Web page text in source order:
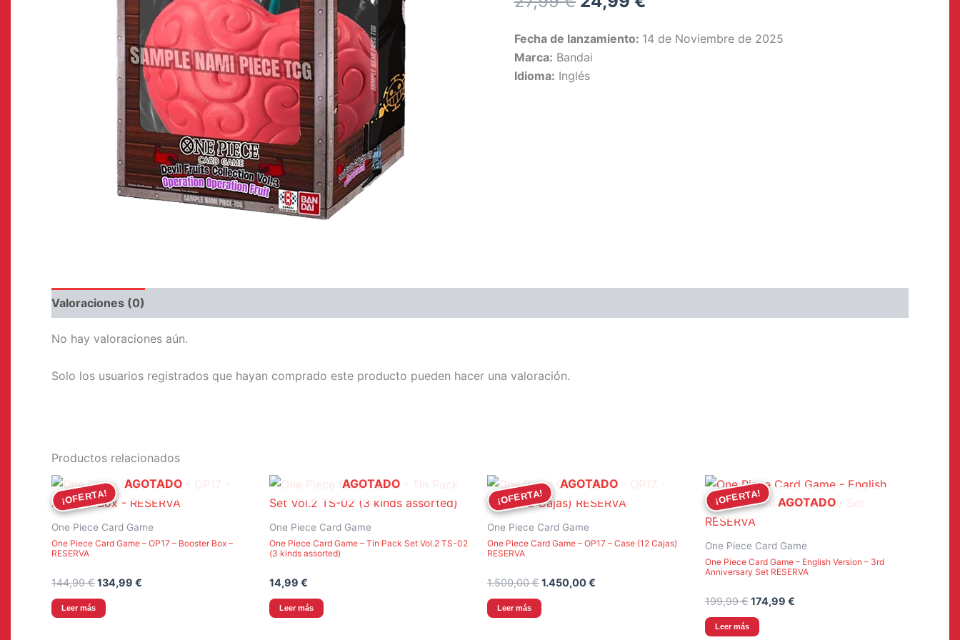
original
era:
Fecha de lanzamiento: 14 de Noviembre de 2025
Marca: Bandai
Idioma: Inglés
Valoraciones (0)
No hay valoraciones aún.
Solo los usuarios registrados que hayan comprado este producto pueden hacer una valoración.
Productos relacionados
¡OFERTA!
AGOTADO
¡OFERTA!
One Piece Card Game
One Piece Card Game – OP17 – Booster Box –
RESERVA
144,99€El
original
era:
134,99 €
Leer más
AGOTADO
One Piece Card Game
One Piece Card Game – Tin Pack Set Vol.2 TS-02
(3 kinds assorted)
14,99 €
Leer más
¡OFERTA!
AGOTADO
¡OFERTA!
One Piece Card Game
One Piece Card Game – OP17 – Case (12 Cajas)
RESERVA
1.500,00€El
original
1.450,00€
Leer más
¡OFERTA! AGOTADO
¡OFERTA!
One Piece Card Game
One Piece Card Game – English Version – 3rd
Anniversary Set RESERVA
199,99€El
original
174,99 €
Leer más